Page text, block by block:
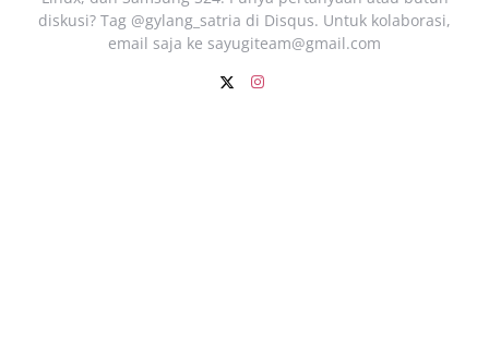
diskusi? Tag @gylang_satria di Disqus. Untuk kolaborasi,
email saja ke sayugiteam@gmail.com